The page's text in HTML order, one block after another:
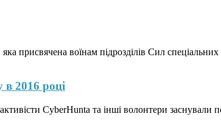
присвячена воїнам підрозділів Сил
в 2016 році
CyberHunta та інші волонтери заснували